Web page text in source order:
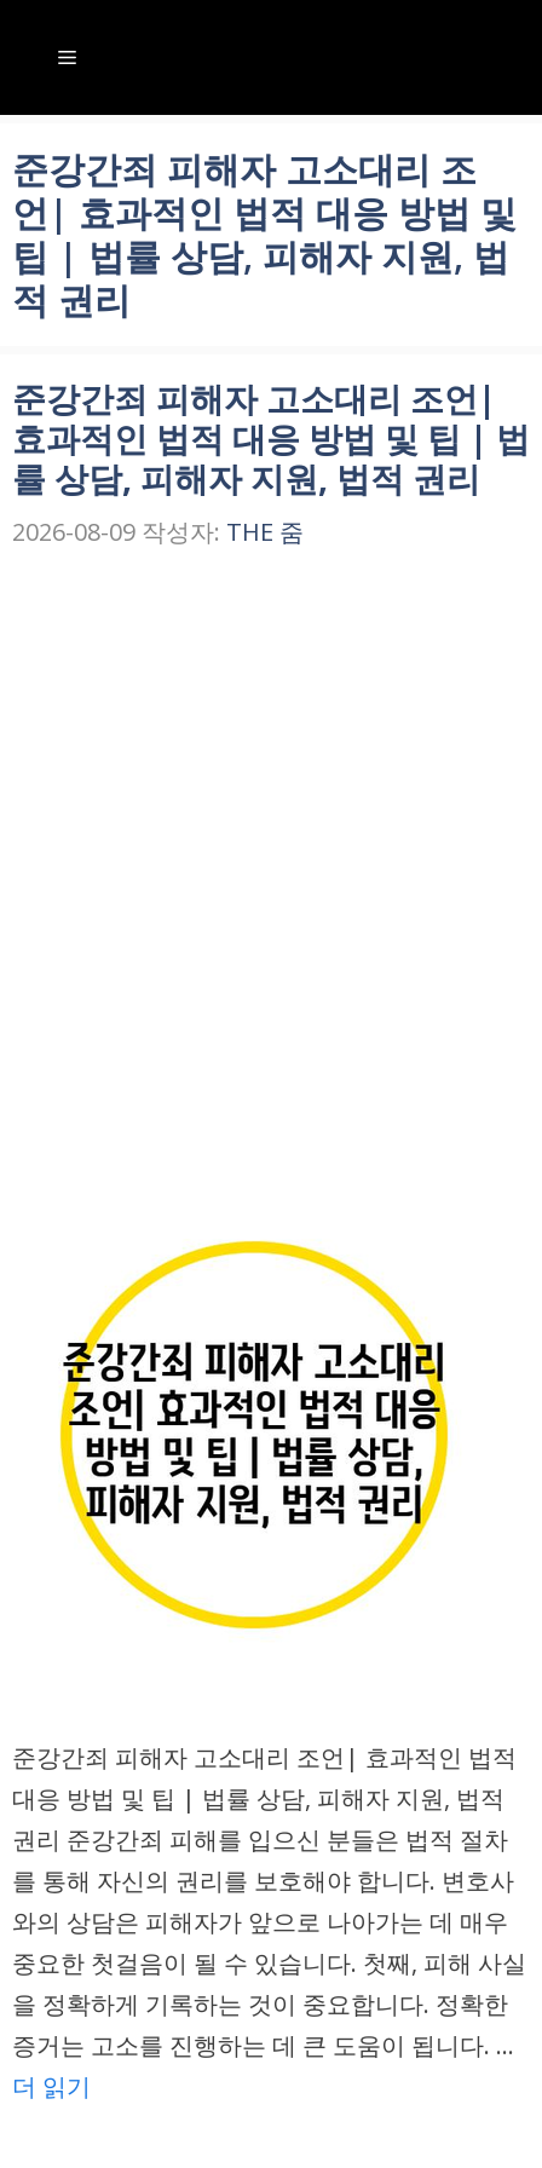
건
너
뛰
기
메
뉴
준강간죄 피해자 고소대리 조
언| 효과적인 법적 대응 방법 및
팁 | 법률 상담, 피해자 지원, 법
적 권리
준강간죄 피해자 고소대리 조언|
효과적인 법적 대응 방법 및 팁 | 법
률 상담, 피해자 지원, 법적 권리
2026-08-09 작성자: THE 줌
준강간죄 피해자 고소대리 조언| 효과적인 법적
대응 방법 및 팁 | 법률 상담, 피해자 지원, 법적
권리 준강간죄 피해를 입으신 분들은 법적 절차
를 통해 자신의 권리를 보호해야 합니다. 변호사
와의 상담은 피해자가 앞으로 나아가는 데 매우
중요한 첫걸음이 될 수 있습니다. 첫째, 피해 사실
을 정확하게 기록하는 것이 중요합니다. 정확한
증거는 고소를 진행하는 데 큰 도움이 됩니다. …
더 읽기